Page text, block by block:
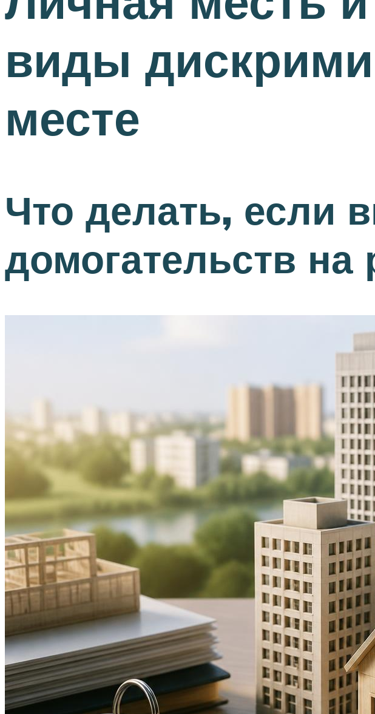
виды
месте
Что делать, если
домогательств на